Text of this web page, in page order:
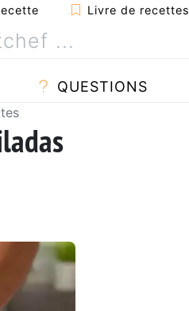
Livre de recettes
QUESTIONS